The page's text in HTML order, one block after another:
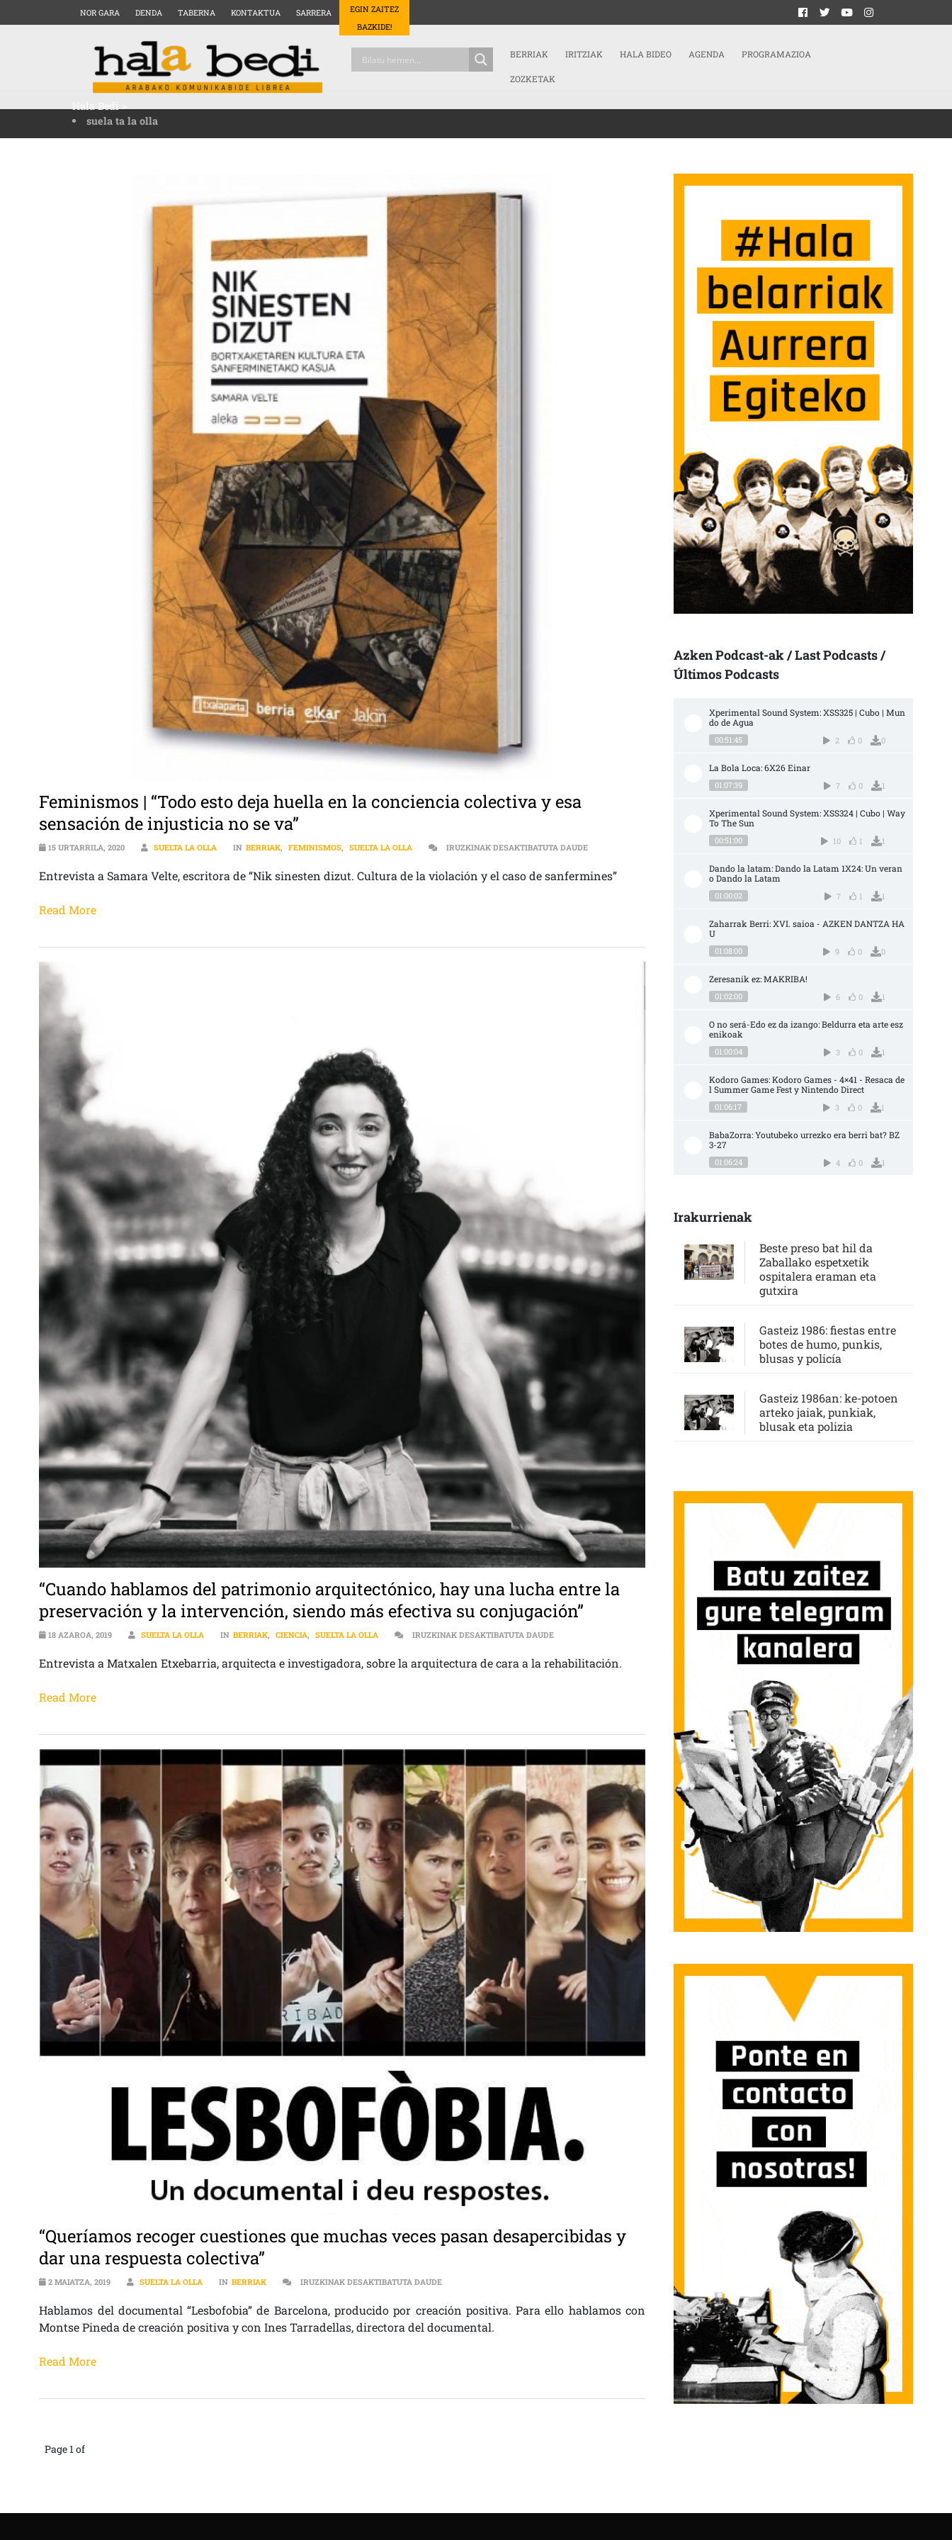
NOR GARA DENDA TABERNA KONTAKTUA SARRERA
EGIN ZAITEZ
BAZKIDE!
BERRIAK IRITZIAK HALA BIDEO AGENDA PROGRAMAZIOA
ZOZKETAK
Hala Bedi>
suela ta la olla
Feminismos | “Todo esto deja huella en la conciencia colectiva y esa
sensación de injusticia no se va”
15 URTARRILA, 2020 SUELTA LA OLLA IN BERRIAK, FEMINISMOS, SUELTA LA OLLA IRUZKINAK DESAKTIBATUTA DAUDEFEMINISMOS | “TODO ESTO DEJA HUELLA EN LA CONCIENCIA COLECTIVA Y ESA SENSACIÓN
Entrevista a Samara Velte, escritora de “Nik sinesten dizut. Cultura de la violación y el caso de sanfermines”
Read More
“Cuando hablamos del patrimonio arquitectónico, hay una lucha entre la
preservación y la intervención, siendo más efectiva su conjugación”
18 AZAROA, 2019 SUELTA LA OLLA IN BERRIAK, CIENCIA, SUELTA LA OLLA IRUZKINAK DESAKTIBATUTA DAUDE“CUANDO HABLAMOS DEL PATRIMONIO ARQUITECTÓNICO, HAY UNA LUCHA ENTRE LA
Entrevista a Matxalen Etxebarria, arquitecta e investigadora, sobre la arquitectura de cara a la rehabilitación.
Read More
“Queríamos recoger cuestiones que muchas veces pasan desapercibidas y
dar una respuesta colectiva”
2 MAIATZA, 2019 SUELTA LA OLLA IN BERRIAK IRUZKINAK DESAKTIBATUTA DAUDE“QUERÍAMOS RECOGER CUESTIONES QUE MUCHAS VECES PASAN DESAPERCIBIDAS Y DAR UNA RESPUESTA COLECTIVA”
Hablamos del documental “Lesbofobia” de Barcelona, producido por creación positiva. Para ello hablamos con
Montse Pineda de creación positiva y con Ines Tarradellas, directora del documental.
Read More
Page 1 of
Azken Podcast-ak / Last Podcasts /
Últimos Podcasts
Xperimental Sound System: XSS325 | Cubo | Mun
do de Agua
00:51:45 2 0 0
La Bola Loca: 6X26 Einar
01:07:39 7 0 1
Xperimental Sound System: XSS324 | Cubo | Way
To The Sun
00:51:00 10 1 1
Dando la latam: Dando la Latam 1X24: Un veran
o Dando la Latam
01:00:02 7 1 1
Zaharrak Berri: XVI. saioa - AZKEN DANTZA HA
U
01:08:00 9 0 0
Zeresanik ez: MAKRIBA!
01:02:00 6 0 1
O no será-Edo ez da izango: Beldurra eta arte esz
enikoak
01:00:04 3 0 1
Kodoro Games: Kodoro Games - 4×41 - Resaca de
l Summer Game Fest y Nintendo Direct
01:06:17 3 0 1
BabaZorra: Youtubeko urrezko era berri bat? BZ
3-27
01:06:24 4 0 1
Irakurrienak
Beste preso bat hil da
Zaballako espetxetik
ospitalera eraman eta
gutxira
Gasteiz 1986: fiestas entre
botes de humo, punkis,
blusas y policía
Gasteiz 1986an: ke-potoen
arteko jaiak, punkiak,
blusak eta polizia